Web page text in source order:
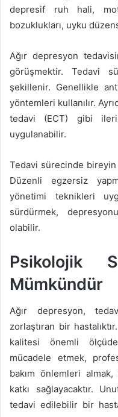
depresif ruh hali,
bozuklukları, uyku
Ağır depresyon
görüşmektir. Tedavi
şekillenir. Genellikle
yöntemleri kullanılır.
tedavi (ECT) gibi
uygulanabilir.
Tedavi sürecinde bireyin
Düzenli egzersiz
yönetimi teknikleri
sürdürmek,
olabilir.
Psikolojik
Mümkündür
Ağır depresyon,
zorlaştıran bir
kalitesi önemli
mücadele etmek,
bakım önlemleri almak,
katkı sağlayacaktır.
tedavi edilebilir bir